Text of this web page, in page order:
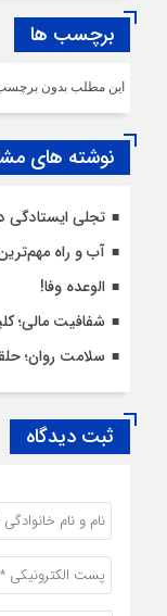
برچسب ها
این مطلب بدون
نوشته های
تجلی ایستادگی
آب و راه
الوعده وفا!
شفافیت مالی؛
سلامت روان؛
ثبت دیدگاه